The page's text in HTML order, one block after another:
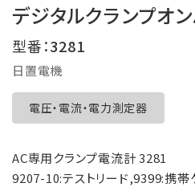
デジタルクランプオ
型番：3281
日置電機
電圧・電流・電力測定器
AC専用クランプ電流計 3281
9207-10:テストリード,9399:携帯